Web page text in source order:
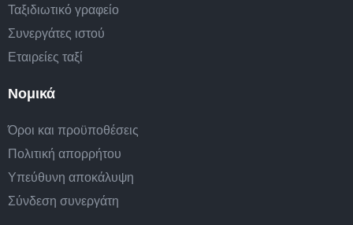
Ταξιδιωτικό γραφείο
Συνεργάτες ιστού
Εταιρείες ταξί
Νομικά
Όροι και προϋποθέσεις
Πολιτική απορρήτου
Υπεύθυνη αποκάλυψη
Σύνδεση συνεργάτη